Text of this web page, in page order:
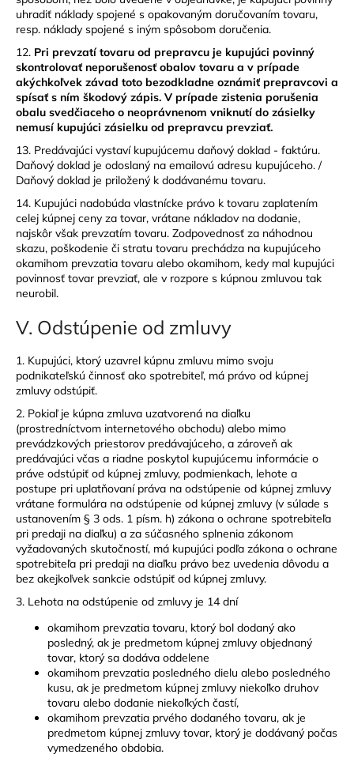
uhradiť náklady spojené s opakovaným doručovaním tovaru,
resp. náklady spojené s iným spôsobom doručenia.
12. Pri prevzatí tovaru od prepravcu je kupujúci povinný
skontrolovať neporušenosť obalov tovaru a v prípade
akýchkoľvek závad toto bezodkladne oznámiť prepravcovi a
spísať s ním škodový zápis. V prípade zistenia porušenia
obalu svedčiaceho o neoprávnenom vniknutí do zásielky
nemusí kupujúci zásielku od prepravcu prevziať.
13. Predávajúci vystaví kupujúcemu daňový doklad - faktúru.
Daňový doklad je odoslaný na emailovú adresu kupujúceho. /
Daňový doklad je priložený k dodávanému tovaru.
14. Kupujúci nadobúda vlastnícke právo k tovaru zaplatením
celej kúpnej ceny za tovar, vrátane nákladov na dodanie,
najskôr však prevzatím tovaru. Zodpovednosť za náhodnou
skazu, poškodenie či stratu tovaru prechádza na kupujúceho
okamihom prevzatia tovaru alebo okamihom, kedy mal kupujúci
povinnosť tovar prevziať, ale v rozpore s kúpnou zmluvou tak
neurobil.
V. Odstúpenie od zmluvy
1. Kupujúci, ktorý uzavrel kúpnu zmluvu mimo svoju
podnikateľskú činnosť ako spotrebiteľ, má právo od kúpnej
zmluvy odstúpiť.
2. Pokiaľ je kúpna zmluva uzatvorená na diaľku
(prostredníctvom internetového obchodu) alebo mimo
prevádzkových priestorov predávajúceho, a zároveň ak
predávajúci včas a riadne poskytol kupujúcemu informácie o
práve odstúpiť od kúpnej zmluvy, podmienkach, lehote a
postupe pri uplatňovaní práva na odstúpenie od kúpnej zmluvy
vrátane formulára na odstúpenie od kúpnej zmluvy (v súlade s
ustanovením § 3 ods. 1 písm. h) zákona o ochrane spotrebiteľa
pri predaji na diaľku) a za súčasného splnenia zákonom
vyžadovaných skutočností, má kupujúci podľa zákona o ochrane
spotrebiteľa pri predaji na diaľku právo bez uvedenia dôvodu a
bez akejkoľvek sankcie odstúpiť od kúpnej zmluvy.
3. Lehota na odstúpenie od zmluvy je 14 dní
okamihom prevzatia tovaru, ktorý bol dodaný ako
posledný, ak je predmetom kúpnej zmluvy objednaný
tovar, ktorý sa dodáva oddelene
okamihom prevzatia posledného dielu alebo posledného
kusu, ak je predmetom kúpnej zmluvy niekoľko druhov
tovaru alebo dodanie niekoľkých častí,
okamihom prevzatia prvého dodaného tovaru, ak je
predmetom kúpnej zmluvy tovar, ktorý je dodávaný počas
vymedzeného obdobia.